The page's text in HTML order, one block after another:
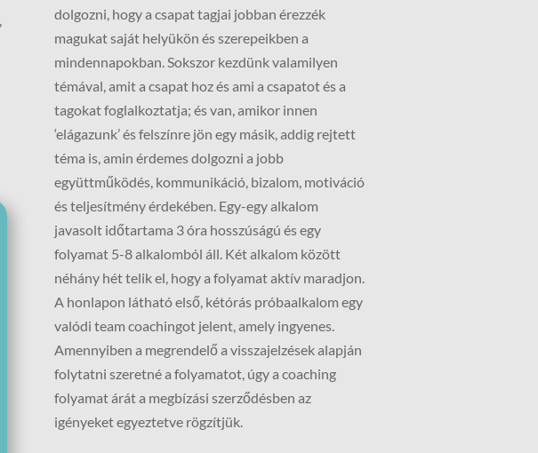
dolgozni, hogy a csapat tagjai jobban érezzék
magukat saját helyükön és szerepeikben a
mindennapokban. Sokszor kezdünk valamilyen
témával, amit a csapat hoz és ami a csapatot és a
tagokat foglalkoztatja; és van, amikor innen
‘elágazunk’ és felszínre jön egy másik, addig rejtett
téma is, amin érdemes dolgozni a jobb
együttműködés, kommunikáció, bizalom, motiváció
és teljesítmény érdekében. Egy-egy alkalom
javasolt időtartama 3 óra hosszúságú és egy
folyamat 5-8 alkalomból áll. Két alkalom között
néhány hét telik el, hogy a folyamat aktív maradjon.
A honlapon látható első, kétórás próbaalkalom egy
valódi team coachingot jelent, amely ingyenes.
Amennyiben a megrendelő a visszajelzések alapján
folytatni szeretné a folyamatot, úgy a coaching
folyamat árát a megbízási szerződésben az
igényeket egyeztetve rögzítjük.